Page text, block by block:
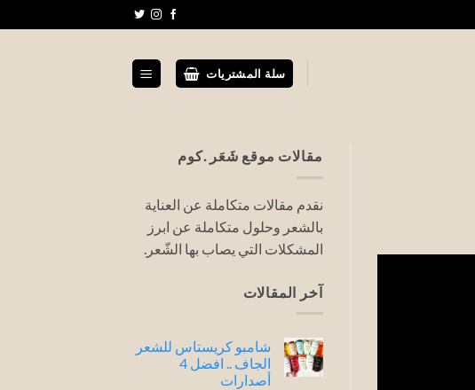
سلة المشتريات
مقالات موقع شَعَر .كوم
نقدم مقالات متكاملة عن العناية
بالشعر وحلول متكاملة عن ابرز
المشكلات التي يصاب بها الشّعر.
آخر المقالات
شامبو كريستاس للشعر
الجاف .. افضل 4
أصدارات